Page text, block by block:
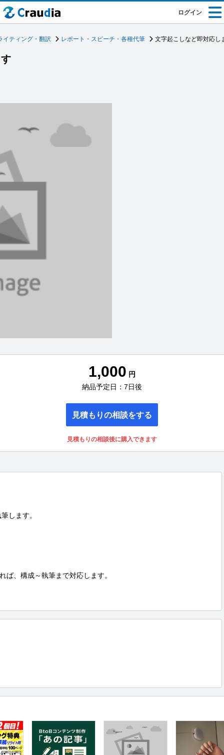
ログイン
イティング・翻訳 レポート・スピーチ・各種代筆 文字起こしなど即対応し
1,000 円
納品予定日：7日後
見積もりの相談をする
見積もりの相談後に購入できます
します。
ば、構成～執筆まで対応します。